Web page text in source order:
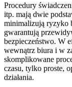
Procedury
itp. mają dwie
minimalizują ryzyko
gwarantują
bezpieczeństwo. W
wewnątrz biura i w
skomplikowane
czasu, tylko proste,
działania.